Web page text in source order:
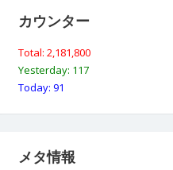
カウンター
Total: 2,181,800
Yesterday: 117
Today: 91
メタ情報